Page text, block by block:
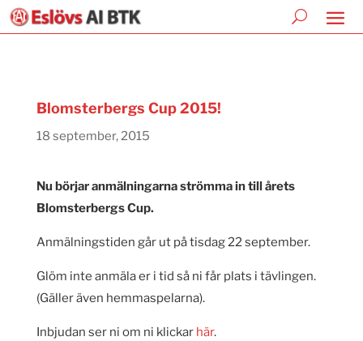
Blomsterbergs Cup 2015!
18 september, 2015
Nu börjar anmälningarna strömma in till årets
Blomsterbergs Cup.
Anmälningstiden går ut på tisdag 22 september.
Glöm inte anmäla er i tid så ni får plats i tävlingen.
(Gäller även hemmaspelarna).
Inbjudan ser ni om ni klickar här.